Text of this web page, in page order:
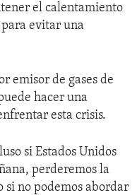
el calentamiento
para evitar una
emisor de gases de
hacer una
esta crisis.
si Estados Unidos
perderemos la
no podemos abordar